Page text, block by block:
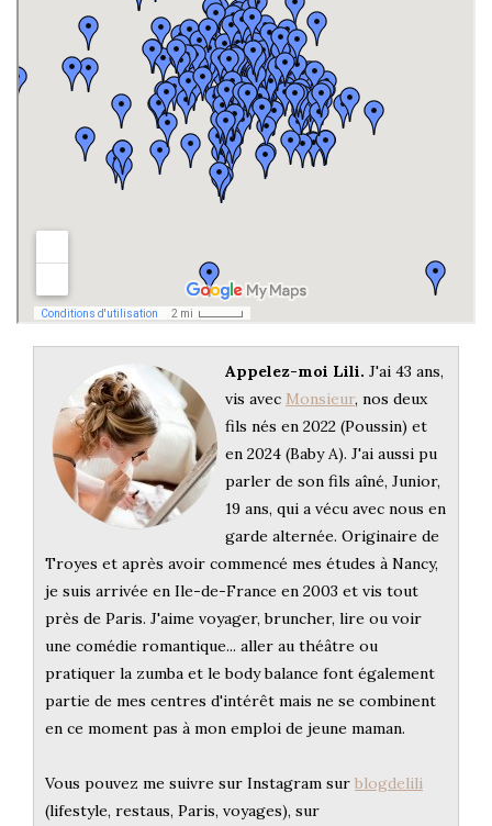
Appelez-moi Lili. J'ai 43 ans,
vis avec Monsieur, nos deux
fils nés en 2022 (Poussin) et
en 2024 (Baby A). J'ai aussi pu
parler de son fils aîné, Junior,
19 ans, qui a vécu avec nous en
garde alternée. Originaire de
Troyes et après avoir commencé mes études à Nancy,
je suis arrivée en Ile-de-France en 2003 et vis tout
près de Paris. J'aime voyager, bruncher, lire ou voir
une comédie romantique... aller au théâtre ou
pratiquer la zumba et le body balance font également
partie de mes centres d'intérêt mais ne se combinent
en ce moment pas à mon emploi de jeune maman.
Vous pouvez me suivre sur Instagram sur blogdelili
(lifestyle, restaus, Paris, voyages), sur